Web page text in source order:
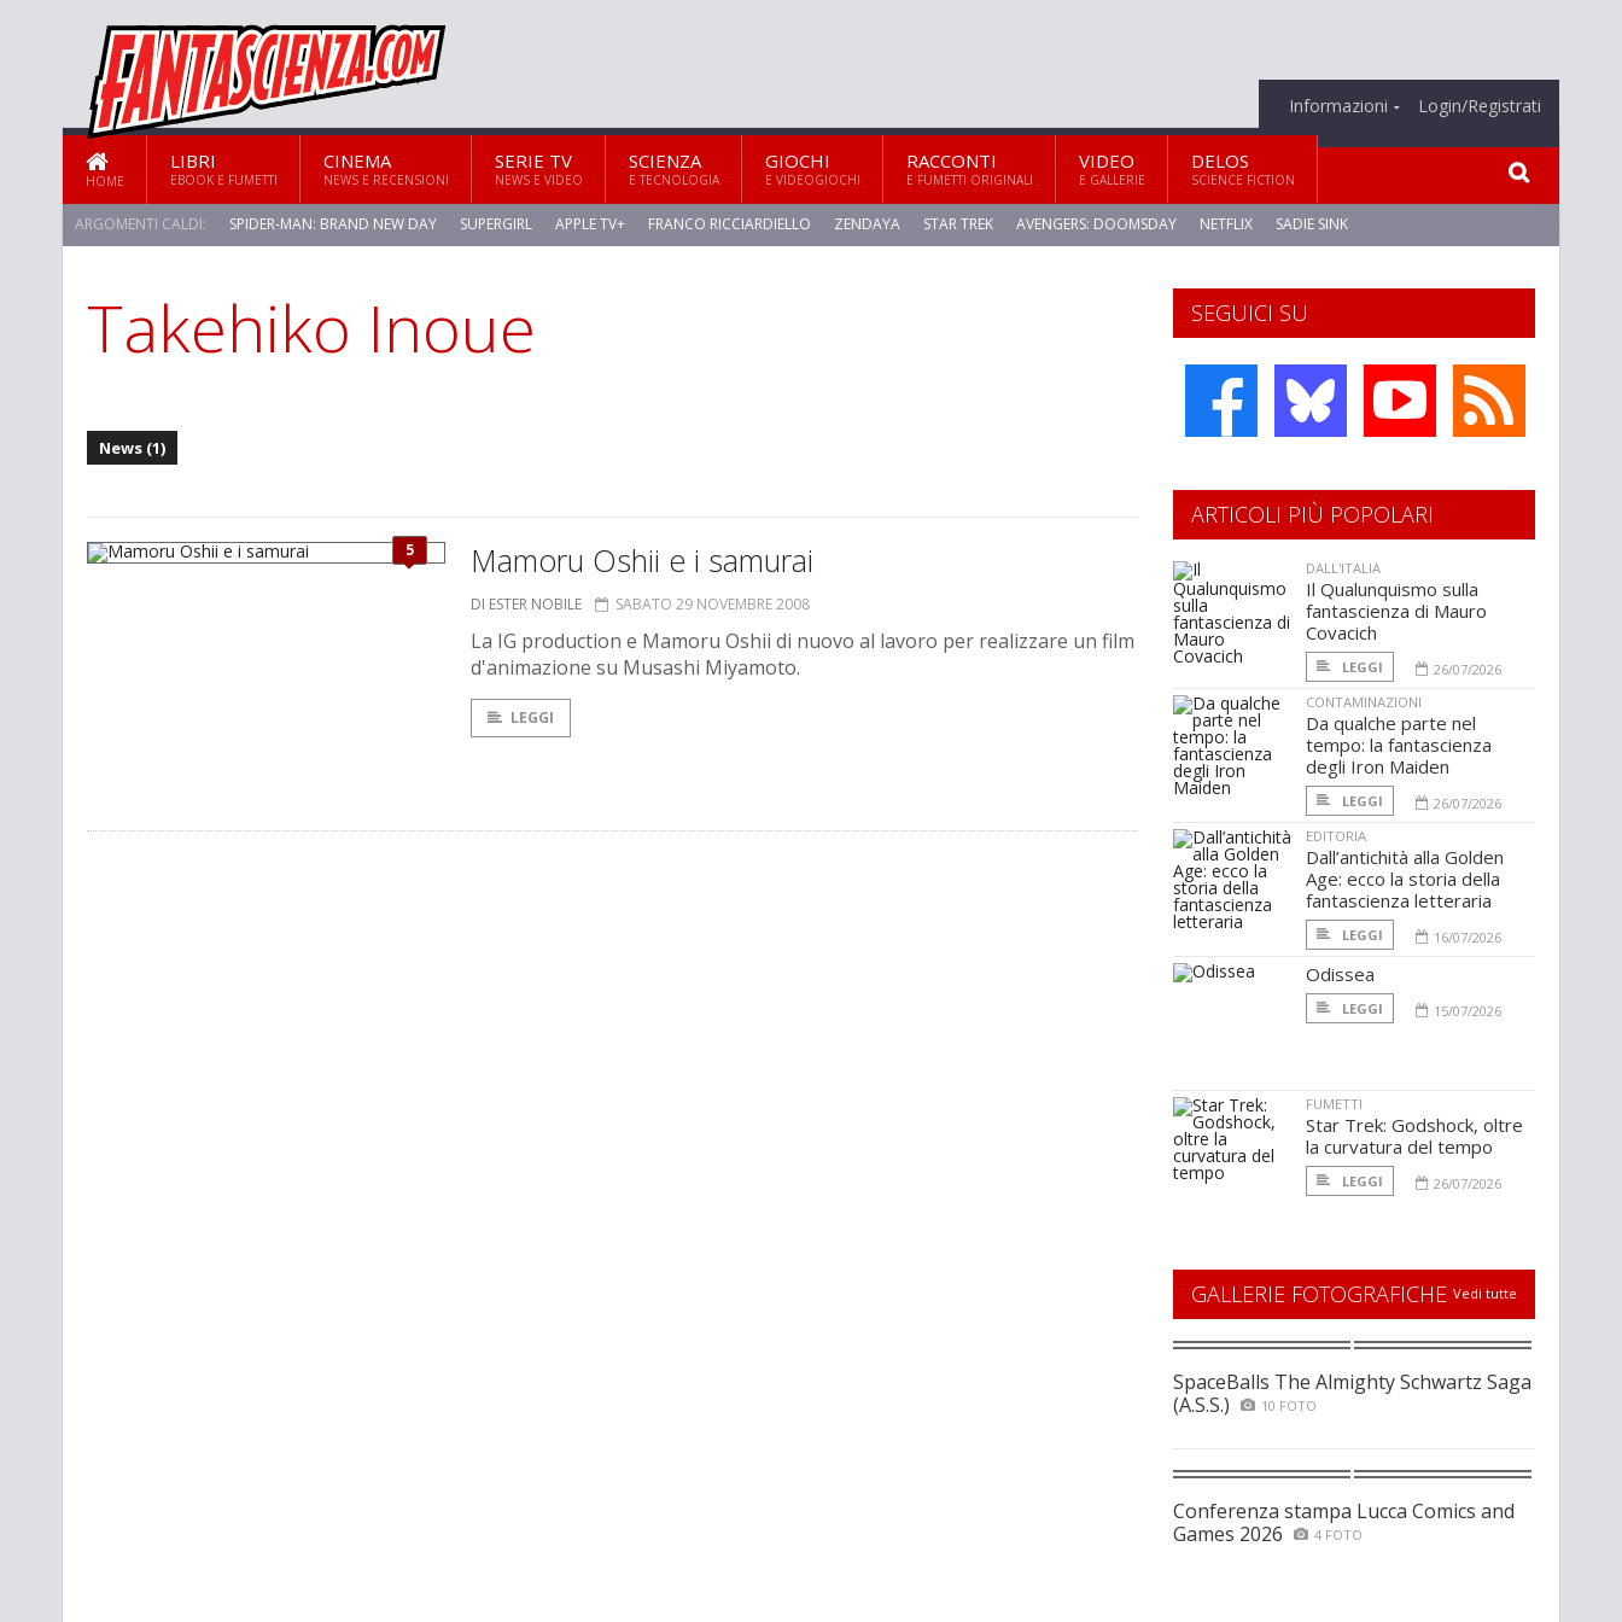
Informazioni Login/Registrati
HOME
LIBRI
EBOOK E FUMETTI
CINEMA
NEWS E RECENSIONI
SERIE TV
NEWS E VIDEO
SCIENZA
E TECNOLOGIA
GIOCHI
E VIDEOGIOCHI
RACCONTI
E FUMETTI ORIGINALI
VIDEO
E GALLERIE
DELOS
SCIENCE FICTION
ARGOMENTI CALDI: SPIDER-MAN: BRAND NEW DAY SUPERGIRL APPLE TV+ FRANCO RICCIARDIELLO ZENDAYA STAR TREK AVENGERS: DOOMSDAY NETFLIX SADIE SINK
STAR TREK: STRANGE NEW WORLDS
Takehiko Inoue
News (1)
5 Mamoru Oshii e i samurai
DI ESTER NOBILE SABATO 29 NOVEMBRE 2008
La IG production e Mamoru Oshii di nuovo al lavoro per realizzare un film
d'animazione su Musashi Miyamoto.
LEGGI
SEGUICI SU
ARTICOLI PIÙ POPOLARI
DALL'ITALIA
Il Qualunquismo sulla
fantascienza di Mauro
Covacich
LEGGI
26/07/2026
CONTAMINAZIONI
Da qualche parte nel
tempo: la fantascienza
degli Iron Maiden
LEGGI
26/07/2026
EDITORIA
Dall’antichità alla Golden
Age: ecco la storia della
fantascienza letteraria
LEGGI 16/07/2026
Odissea
LEGGI 15/07/2026
FUMETTI
Star Trek: Godshock, oltre
la curvatura del tempo
LEGGI 26/07/2026
GALLERIE FOTOGRAFICHE Vedi tutte
SpaceBalls The Almighty Schwartz Saga
(A.S.S.)
10 FOTO
Conferenza stampa Lucca Comics and
Games 2026
4 FOTO